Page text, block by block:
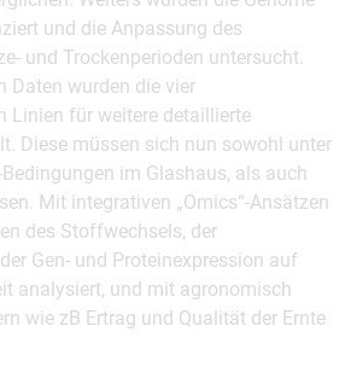
und die Anpassung des
und Trockenperioden untersucht.
Daten wurden die vier
Linien für weitere detaillierte
Diese müssen sich nun sowohl unter
im Glashaus, als auch
Mit integrativen „Omics“-Ansätzen
des Stoffwechsels, der
Gen- und Proteinexpression auf
analysiert, und mit agronomisch
wie zB Ertrag und Qualität der Ernte